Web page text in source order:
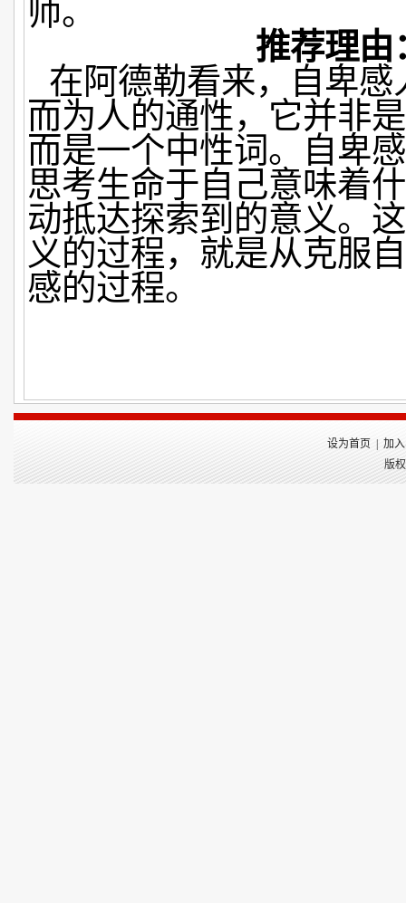
师。
推荐理由
在阿德勒看来，自卑
而为人的通性，它并非
而是一个中性词。自卑
思考生命于自己意味着
动抵达探索到的意义。
义的过程，就是从克服
感的过程。
设为首页
加
版